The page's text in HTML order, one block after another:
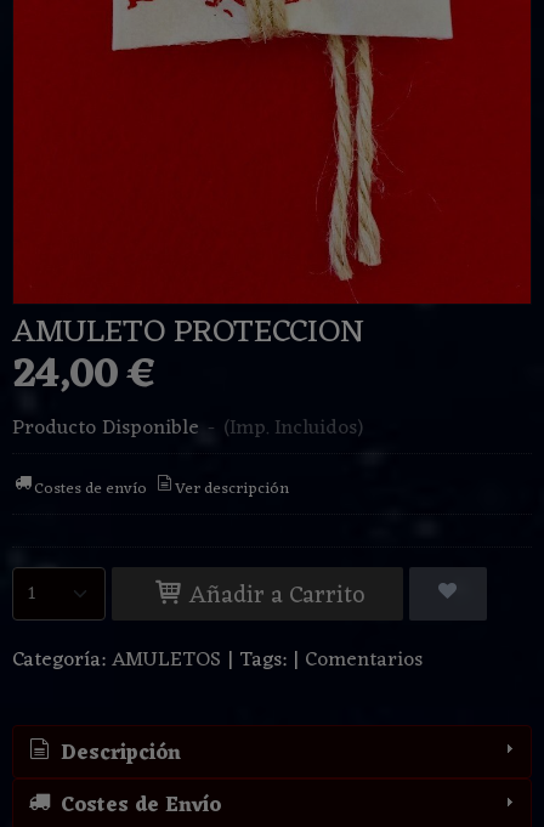
AMULETO PROTECCION
24,00 €
Producto Disponible - (Imp. Incluidos)
Costes de envío Ver descripción
Añadir a Carrito
Categoría:AMULETOS | Tags: | Comentarios
Descripción
Costes de Envío